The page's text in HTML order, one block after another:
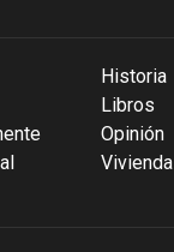
Historia
Libros
Opinión
Vivienda